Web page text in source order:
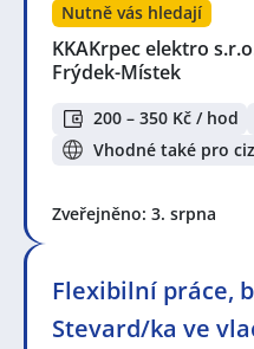
Nutně vás hledají
KKAKrpec elektro
Frýdek-Místek
200 – 350 Kč / hod
Vhodné také pro
Zveřejněno: 3. srpna
Flexibilní práce,
Stevard/ka ve